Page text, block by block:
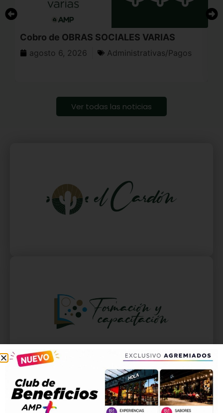
Cobro de OBRAS SOCIALES VARIAS
agosto 6, 2026 Administrativas/Pagos
Ver todas las noticias